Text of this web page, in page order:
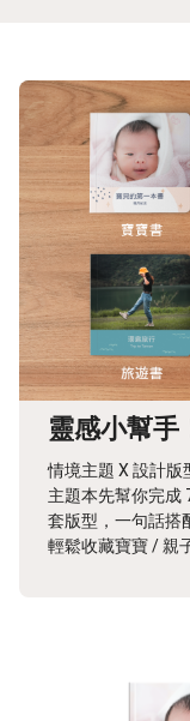
靈感小幫手
情境主題 X 設計版
主題本先幫你完成
套版型，一句話搭
輕鬆收藏寶寶 / 親